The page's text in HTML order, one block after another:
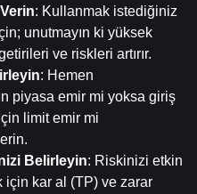
Verin: Kullanmak istediğiniz
unutmayın ki yüksek
ve riskleri artırır.
: Hemen
piyasa emir mi yoksa giriş
limit emir mi
Belirleyin: Riskinizi etkin
için kar al (TP) ve zarar